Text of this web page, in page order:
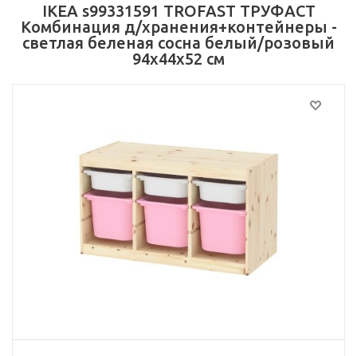
IKEA s99331591 TROFAST ТРУФАСТ
Комбинация д/хранения+контейнеры -
светлая беленая сосна белый/розовый
94x44x52 см